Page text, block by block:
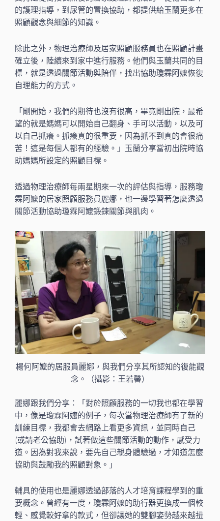
的護理指導，到尿管的置換協助，都提供給玉蘭更多在
照顧觀念與細節的知識。
除此之外，物理治療師及居家照顧服務員也在照顧計畫
確立後，陸續來到家中進行服務。他們與玉蘭共同的目
標，就是透過關節活動與陪伴，找出協助瓊霖阿嬤恢復
自理能力的方式。
「剛開始，我們的期待也沒有很高，畢竟剛出院，最希
望的就是媽媽可以開始自己翻身、手可以活動，以及可
以自己抓癢。抓癢真的很重要，因為抓不到真的會很痛
苦！這是每個人都有的經驗。」玉蘭分享當初出院時協
助媽媽所設定的照顧目標。
透過物理治療師每兩星期來一次的評估與指導，服務瓊
霖阿嬤的居家照顧服務員麗娜，也一邊學習著怎麼透過
關節活動協助瓊霖阿嬤鍛鍊關節與肌肉。
楊何阿嬤的居服員麗娜，與我們分享其所認知的復能觀
念。（攝影：王若馨）
麗娜跟我們分享：「對於照顧服務的一切我也都在學習
中，像是瓊霖阿嬤的例子，每次當物理治療師有了新的
訓練目標，我都會去網路上看更多資訊，並同時自己
(或請老公協助)，試著做這些關節活動的動作，感受力
道。因為對我來說，要先自己親身體驗過，才知道怎麼
協助與鼓勵我的照顧對象。」
輔具的使用也是麗娜透過部落的人才培育課程學到的重
要概念。曾經有一度，瓊霖阿嬤的助行器更換成一個較
輕、感覺較好拿的款式，但卻讓她的雙腳姿勢越來越扭